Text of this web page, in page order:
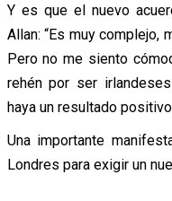
Y es que el nuevo
Allan: “Es muy complejo,
Pero no me siento
rehén por ser
haya un resultado
Una importante
Londres para exigir un